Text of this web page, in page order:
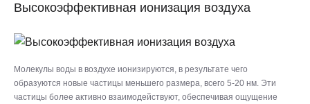
Высокоэффективная ионизация воздуха
Молекулы воды в воздухе ионизируются, в результате чего
образуются новые частицы меньшего размера, всего 5-20 нм. Эти
частицы более активно взаимодействуют, обеспечивая ощущение